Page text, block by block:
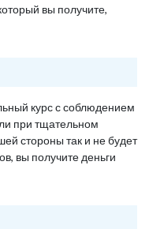
вы получите,
курс с соблюдением
при тщательном
стороны так и не будет
вы получите деньги